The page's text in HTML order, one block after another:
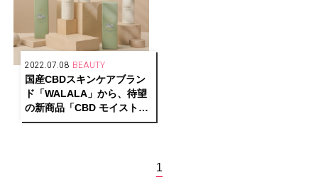
2022.07.08 BEAUTY
国産CBDスキンケアブラン
ド「WALALA」から、待望
の新商品「CBD モイストリ
ペア ローション」が登場
1